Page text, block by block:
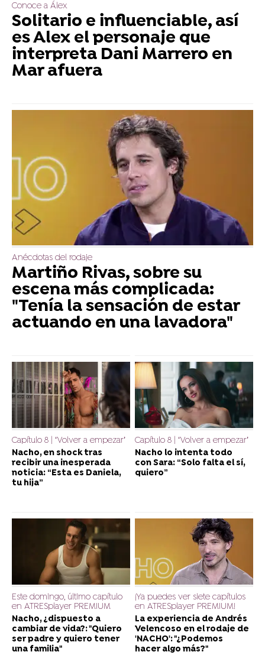
Conoce a Álex
Solitario e influenciable, así
es Alex el personaje que
interpreta Dani Marrero en
Mar afuera
Anécdotas del rodaje
Martiño Rivas, sobre su
escena más complicada:
"Tenía la sensación de estar
actuando en una lavadora"
Capítulo 8 | ‘Volver a empezar’
Nacho, en shock tras
recibir una inesperada
noticia: “Esta es Daniela,
tu hija”
Capítulo 8 | ‘Volver a empezar’
Nacho lo intenta todo
con Sara: “Solo falta el sí,
quiero”
Este domingo, último capítulo
en ATRESplayer PREMIUM
Nacho, ¿dispuesto a
cambiar de vida?: "Quiero
ser padre y quiero tener
una familia"
¡Ya puedes ver siete capítulos
en ATRESplayer PREMIUM!
La experiencia de Andrés
Velencoso en el rodaje de
'NACHO': "¿Podemos
hacer algo más?"